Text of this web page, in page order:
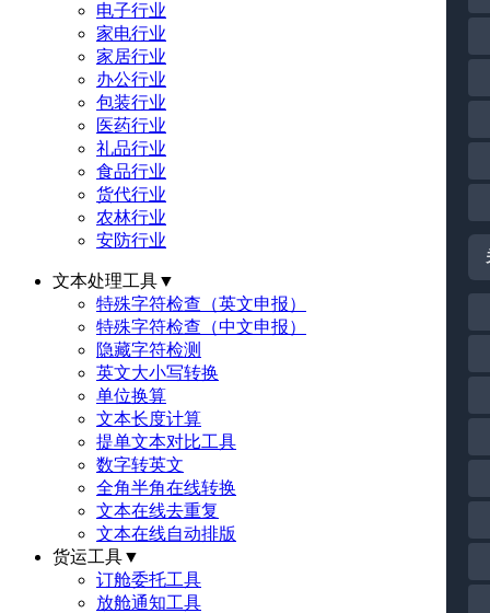
电子行业
家电行业
家居行业
办公行业
包装行业
医药行业
礼品行业
食品行业
货代行业
农林行业
安防行业
文本处理工具▼
特殊字符检查（英文申报）
特殊字符检查（中文申报）
隐藏字符检测
英文大小写转换
单位换算
文本长度计算
提单文本对比工具
数字转英文
全角半角在线转换
文本在线去重复
文本在线自动排版
货运工具▼
订舱委托工具
放舱通知工具